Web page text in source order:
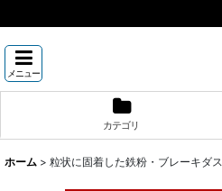
メニュー
カテゴリ
ホーム > 粒状に固着した鉄粉・ブレーキダ